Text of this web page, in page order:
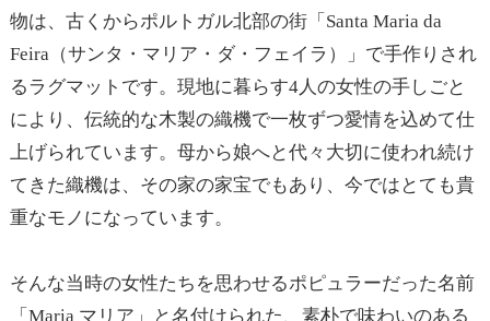
物は、古くからポルトガル北部の街「Santa Maria da
Feira（サンタ・マリア・ダ・フェイラ）」で手作りされ
るラグマットです。現地に暮らす4人の女性の手しごと
により、伝統的な木製の織機で一枚ずつ愛情を込めて仕
上げられています。母から娘へと代々大切に使われ続け
てきた織機は、その家の家宝でもあり、今ではとても貴
重なモノになっています。
そんな当時の女性たちを思わせるポピュラーだった名前
「Maria マリア」と名付けられた、素朴で味わいのある